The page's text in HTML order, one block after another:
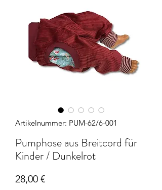
Artikelnummer: PUM-62/6-001
Pumphose aus Breitcord für
Kinder / Dunkelrot
28,00 €Preis